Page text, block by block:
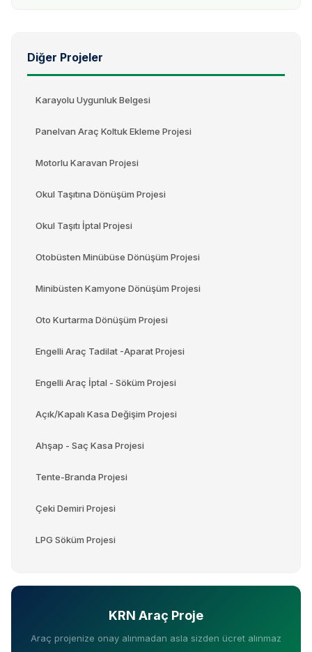
Diğer Projeler
Karayolu Uygunluk Belgesi
Panelvan Araç Koltuk Ekleme Projesi
Motorlu Karavan Projesi
Okul Taşıtına Dönüşüm Projesi
Okul Taşıtı İptal Projesi
Otobüsten Minübüse Dönüşüm Projesi
Minibüsten Kamyone Dönüşüm Projesi
Oto Kurtarma Dönüşüm Projesi
Engelli Araç Tadilat -Aparat Projesi
Engelli Araç İptal - Söküm Projesi
Açık/Kapalı Kasa Değişim Projesi
Ahşap - Saç Kasa Projesi
Tente-Branda Projesi
Çeki Demiri Projesi
LPG Söküm Projesi
KRN Araç Proje
Araç projenize onay alınmadan asla sizden ücret alınmaz